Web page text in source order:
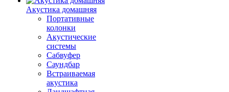
Акустика домашняя
Портативные
колонки
Акустические
системы
Сабвуфер
Саундбар
Встраиваемая
акустика